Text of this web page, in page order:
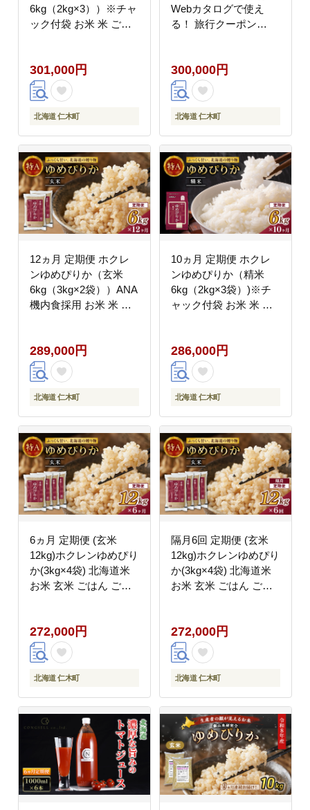
6kg（2kg×3））※チャ
ック付袋 お米 米 ごは
たる]
301,000円
北海道 仁木町
Webカタログで使え
る！ 旅行クーポン
テイを満喫！ 旅行券 宿
泊券 飲食券 体験サービ
ス券 パッケージ旅行
[Japan Tourism
300,000円
北海道 仁木町
12ヵ月 定期便 ホクレ
ンゆめぴりか（玄米
6kg（3kg×2袋））ANA
機内食採用 お米 米 ご
289,000円
北海道 仁木町
10ヵ月 定期便 ホクレ
ンゆめぴりか（精米
6kg（2kg×3袋）)※チ
ャック付袋 お米 米 ご
たる]
286,000円
北海道 仁木町
6ヵ月 定期便 (玄米
12kg)ホクレンゆめぴり
か(3kg×4袋) 北海道米
お米 玄米 ごはん ご飯
ほど良い粘り 豊かな甘
み つややか 特A [JA新
おたる]
272,000円
北海道 仁木町
隔月6回 定期便 (玄米
12kg)ホクレンゆめぴり
か(3kg×4袋) 北海道米
お米 玄米 ごはん ご飯
ほど良い粘り 豊かな甘
み つややか 特A [JA新
おたる]
272,000円
北海道 仁木町